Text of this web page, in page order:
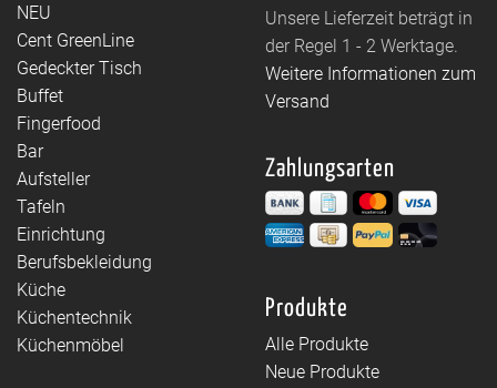
NEU
Cent GreenLine
Gedeckter Tisch
Buffet
Fingerfood
Bar
Aufsteller
Tafeln
Einrichtung
Berufsbekleidung
Küche
Küchentechnik
Küchenmöbel
Unsere Lieferzeit beträgt in
der Regel 1 - 2 Werktage.
Weitere Informationen zum
Versand
Zahlungsarten
Produkte
Alle Produkte
Neue Produkte